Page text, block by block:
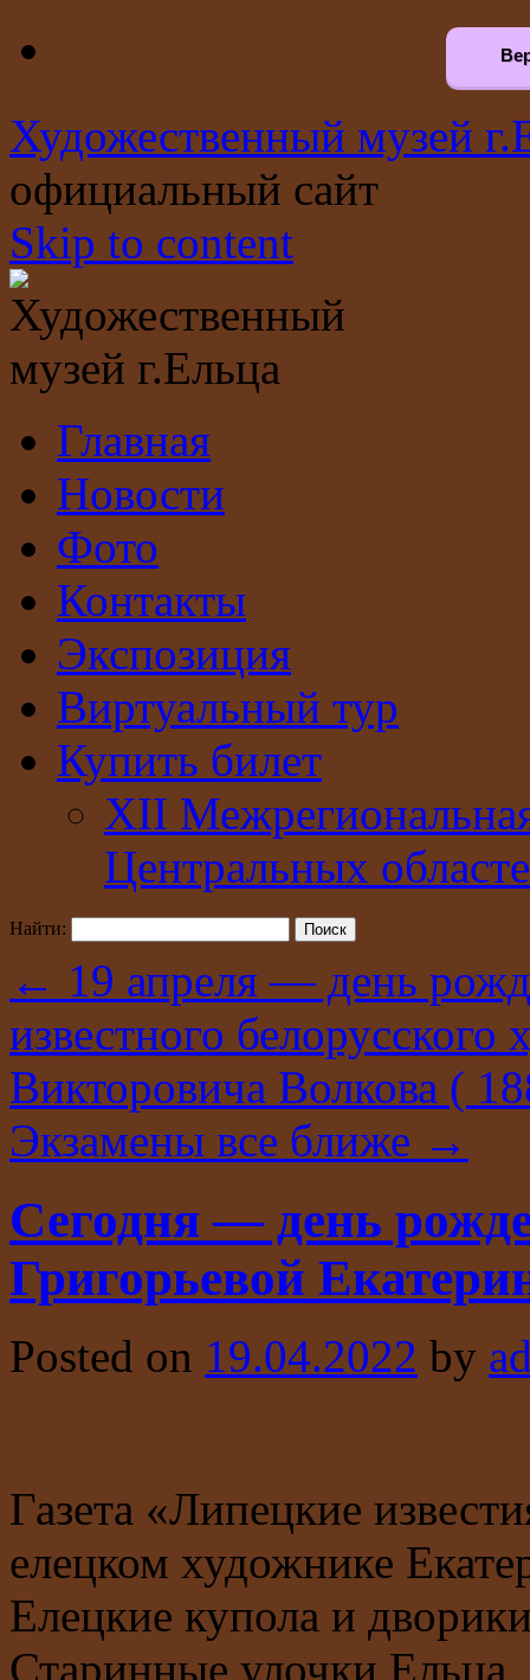
Художественный музей
официальный сайт
Skip to content
Главная
Новости
Фото
Контакты
Экспозиция
Виртуальный тур
Купить билет
XII
Центральных
Найти:
← 19 апреля — день
известного
Викторовича Волкова (
Экзамены все ближе →
Сегодня — день
Григорьевой
Posted on 19.04.2022 by
Газета «Липецкие
елецком художнике
Елецкие купола и
Старинные улочки